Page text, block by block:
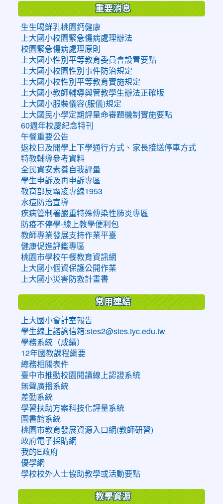
重要消息
生生喝鮮乳桃園鈣健康
上大國小校園緊急傷病處理辦法
校園緊急傷病處理原則
上大國小性別平等教育委員會設置要點
上大國小校園性別事件防治規定
上大國小校性別平等教育實施規定
上大國小教師輔導與管教學生辦法正確版
上大國小服裝儀容(服儀)規定
上大國民小學定期評量命審題機制實施要點
60週年校慶紀念特刊
午餐重要公告
返校日及開學上下學通行方式、家長接送停車方式
特教輔導參考資料
全民資安素養自我評量
學生申訴及再申訴專區
教育部反霸凌專線1953
水痘防治宣導
疾病管制署嚴重特殊傳染性肺炎專區
防疫不停學-線上教學便利包
教師專業發展支持作業平臺
健康促進評鑑專區
桃園市學校午餐教育資訊網
上大國小個資保護公開作業
上大國小災害防救計畫書
常用連結
上大國小會計室報告
學生線上諮詢信箱:stes2@stes.tyc.edu.tw
學務系統（成績）
12年國教課程綱要
總務相關表件
臺中市推動校園閱讀線上認證系統
無聲廣播系統
差勤系統
學習扶助方案科技化評量系統
圖書館系統
桃園市教育發展資源入口網(教師研習)
政府電子採購網
我的E政府
優學網
學校校外人士協助教學或活動要點
教學資源